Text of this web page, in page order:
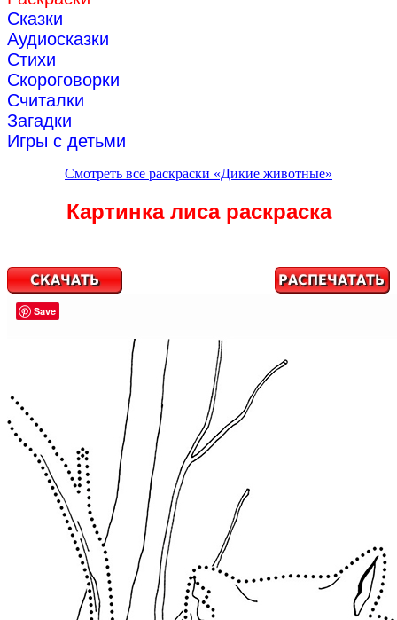
Сказки
Аудиосказки
Стихи
Скороговорки
Считалки
Загадки
Игры с детьми
Смотреть все раскраски «Дикие животные»
Картинка лиса раскраска
Save